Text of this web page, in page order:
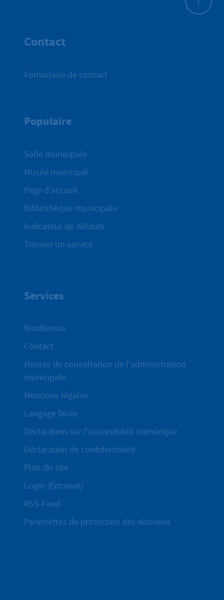
Contact
Formulaire de contact
Populaire
Salle municipale
Musée municipal
Page d'accueil
Bibliothèque municipale
Indicateur de défauts
Trouver un service
Services
Notdienste
Contact
Heures de consultation de l'administration
municipale
Mentions légales
Langage facile
Déclaration sur l'accessibilité numérique
Déclaration de confidentialité
Plan du site
Login (Extranet)
RSS-Feed
Paramètres de protection des données